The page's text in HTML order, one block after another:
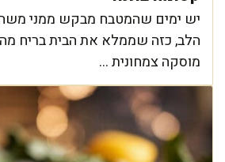
יש ימים שהמטבח מבקש ממני
הלב, כזה שממלא את הבית בריח
מוסקה צמחונית ...